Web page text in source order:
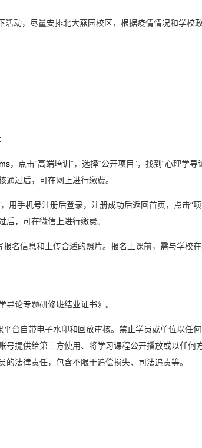
动，尽量安排北大燕园校区，根据疫情情况和学校政
，点击“高端培训”，选择“公开项目”，找到“心理学
过后，可在网上进行缴费。
用手机号注册后登录，注册成功后返回首页，点击“项
，可在微信上进行缴费。
名信息和上传合适的照片。报名上课前，需与学校
论专题研修班结业证书》。
台自带电子水印和回放审核。禁止学员或单位以任
提供给第三方使用、将学习课程公开播放或以任
法律责任，包含不限于追偿损失、司法追责等。